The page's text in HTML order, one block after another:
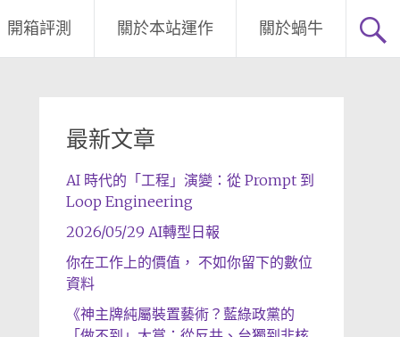
開箱評測 關於本站運作 關於蝸牛
最新文章
AI 時代的「工程」演變：從 Prompt 到
Loop Engineering
2026/05/29 AI轉型日報
你在工作上的價值， 不如你留下的數位
資料
《神主牌純屬裝置藝術？藍綠政黨的